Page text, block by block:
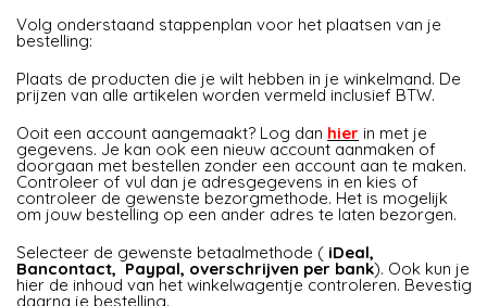
Volg onderstaand stappenplan voor het plaatsen van je
bestelling:
Plaats de producten die je wilt hebben in je winkelmand. De
prijzen van alle artikelen worden vermeld inclusief BTW.
Ooit een account aangemaakt? Log dan hier in met je
gegevens. Je kan ook een nieuw account aanmaken of
doorgaan met bestellen zonder een account aan te maken.
Controleer of vul dan je adresgegevens in en kies of
controleer de gewenste bezorgmethode. Het is mogelijk
om jouw bestelling op een ander adres te laten bezorgen.
Selecteer de gewenste betaalmethode ( iDeal,
Bancontact, Paypal, overschrijven per bank). Ook kun je
hier de inhoud van het winkelwagentje controleren. Bevestig
daarna je bestelling.